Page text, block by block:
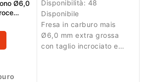
Ø6,0
LL
Disponibilità: 48
Disponibile
Fresa in carburo mais
Ø6,0 mm extra grossa
con taglio incrociato e